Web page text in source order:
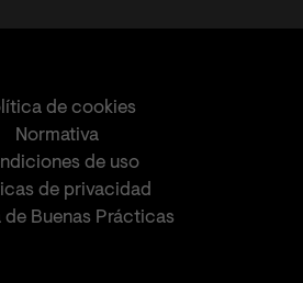
de cookies
Normativa
de uso
de privacidad
de Buenas Prácticas